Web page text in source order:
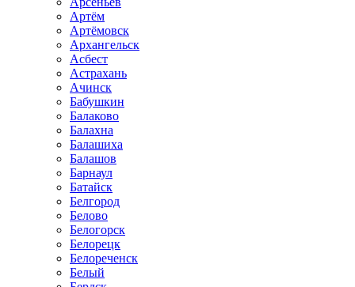
Артём
Артёмовск
Архангельск
Асбест
Астрахань
Ачинск
Бабушкин
Балаково
Балахна
Балашиха
Балашов
Барнаул
Батайск
Белгород
Белово
Белогорск
Белорецк
Белореченск
Белый